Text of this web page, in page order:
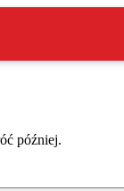
później.